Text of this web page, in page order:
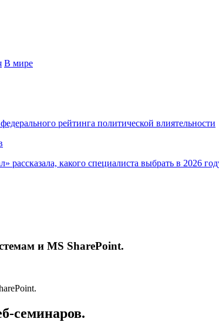
В мире
рейтинга политической влиятельности
рассказала, какого специалиста выбрать в 2026
и MS SharePoint.
семинаров.